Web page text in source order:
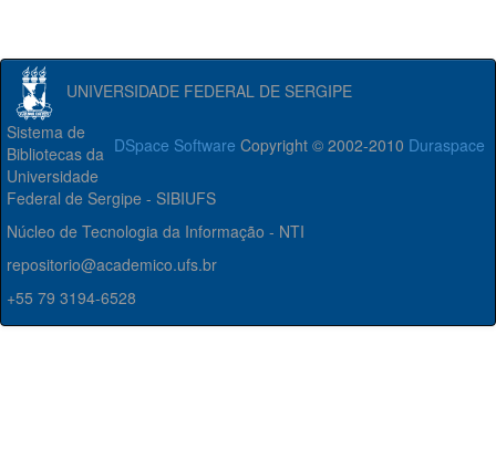
UNIVERSIDADE FEDERAL DE SERGIPE
DSpace Software Copyright © 2002-2010 Duraspace
Sistema de
Bibliotecas da
Universidade
Federal de Sergipe - SIBIUFS
Núcleo de Tecnologia da Informação - NTI
repositorio@academico.ufs.br
+55 79 3194-6528